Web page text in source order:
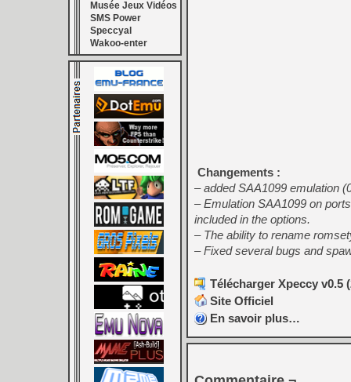
Musée Jeux Vidéos
SMS Power
Speccyal
Wakoo-enter
Changements :
– added SAA1099 emulation
– Emulation SAA1099 on
included in the options.
– The ability to rename
– Fixed several bugs and
Télécharger Xpeccy v0.5
Site Officiel
En savoir plus…